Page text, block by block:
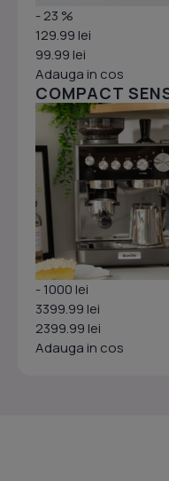
- 23 %
129.99 lei
99.99 lei
Adauga in cos
COMPACT
- 1000 lei
3399.99 lei
2399.99 lei
Adauga in cos